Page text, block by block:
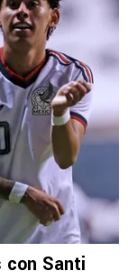
con Santi